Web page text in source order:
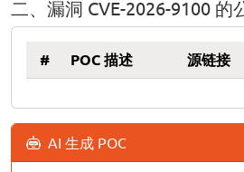
二、漏洞 CVE-2026-9100 的
# POC 描述 源链接
AI 生成 POC